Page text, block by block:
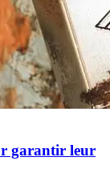
garantir leur